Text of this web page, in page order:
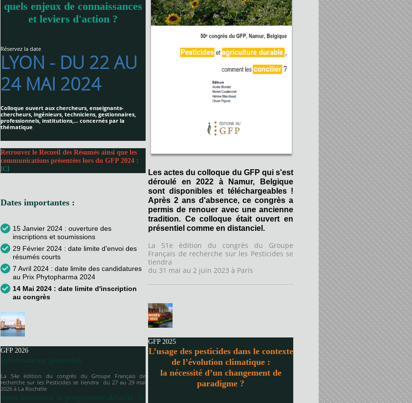
Les actes du colloque du GFP qui s'est
déroulé en 2022 à Namur, Belgique
sont disponibles et téléchargeables !
Après 2 ans d'absence, ce congrès a
permis de renouer avec une ancienne
tradition. Ce colloque était ouvert en
présentiel comme en distanciel.
La 51e édition du congrès du Groupe
Français de recherche sur les Pesticides se
tiendra
du 31 mai au 2 juin 2023 à Paris
quels enjeux de connaissances
et leviers d'action ?
Réservez la date
LYON - DU 22 AU
24 MAI 2024
Colloque ouvert aux chercheurs, enseignants-
chercheurs, ingénieurs, techniciens, gestionnaires,
professionnels, institutions,... concernés par la
thématique
Retrouvez le Recueil des Résumés ainsi que les
communications présentées lors du GFP 2024 :
ICI
Dates importantes :
15 Janvier 2024 : ouverture des
inscriptions et soumissions
29 Février 2024 : date limite d'envoi des
résumés courts
7 Avril 2024 : date limite des candidatures
au Prix Phytopharma 2024
14 Mai 2024 : date limite d'inscription
au congrès
GFP 2025
L’usage des pesticides dans le contexte
de l’évolution climatique :
la nécessité d’un changement de
paradigme ?
GFP 2026
Informations générales
La 54e édition du congrès du Groupe Français de
recherche sur les Pesticides se tiendra du 27 au 29 mai
2026 à La Rochelle
vous trouverez le programme détaillé, le